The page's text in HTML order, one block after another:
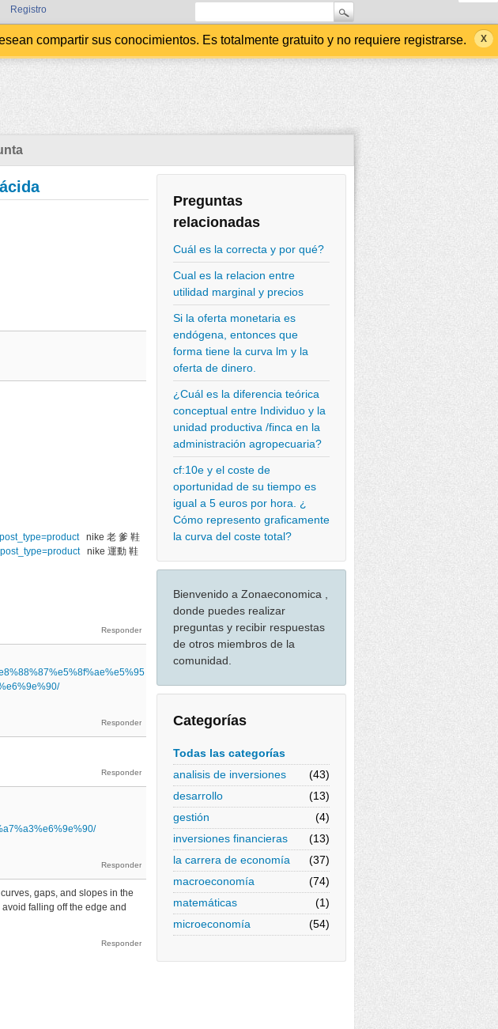
Registro
compartir sus conocimientos. Es totalmente gratuito y no requiere registrarse.
Preguntas
relacionadas
Cuál es la correcta y por qué?
Cual es la relacion entre
utilidad marginal y precios
Si la oferta monetaria es
endógena, entonces que
forma tiene la curva lm y la
oferta de dinero.
¿Cuál es la diferencia teórica
conceptual entre Individuo y la
unidad productiva /finca en la
administración agropecuaria?
cf:10e y el coste de
oportunidad de su tiempo es
igual a 5 euros por hora. ¿
Cómo represento graficamente
la curva del coste total?
Bienvenido a Zonaeconomica ,
donde puedes realizar
preguntas y recibir respuestas
de otros miembros de la
comunidad.
Categorías
Todas las categorías
analisis de inversiones
(43)
desarrollo
(13)
gestión
(4)
inversiones financieras
(13)
la carrera de economía
(37)
macroeconomía
(74)
matemáticas
(1)
microeconomía
(54)
nike 老 爹 鞋
nike 運動 鞋
gaps, and slopes in the
falling off the edge and